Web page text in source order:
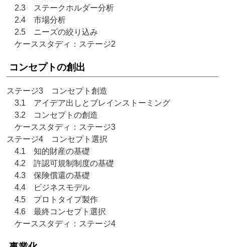
2.3 ステークホルダー分析
2.4 市場分析
2.5 ニーズの絞り込み
ケーススタディ：ステージ2
コンセプトの創出
ステージ3 コンセプト創造
3.1 アイデア出しとブレインストーミング
3.2 コンセプトの創造
ケーススタディ：ステージ3
ステージ4 コンセプト選択
4.1 知的財産の基礎
4.2 許認可規制制度の基礎
4.3 保険償還の基礎
4.4 ビジネスモデル
4.5 プロトタイプ製作
4.6 最終コンセプト選択
ケーススタディ：ステージ4